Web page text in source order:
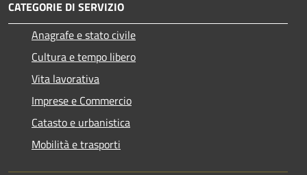
CATEGORIE DI SERVIZIO
Anagrafe e stato civile
Cultura e tempo libero
Vita lavorativa
Imprese e Commercio
Catasto e urbanistica
Mobilità e trasporti